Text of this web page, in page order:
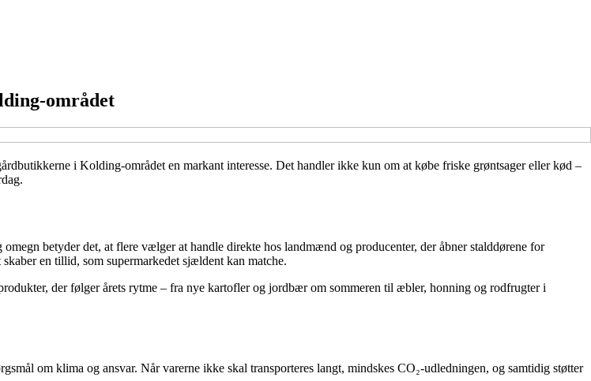
området
i Kolding-området en markant interesse. Det handler ikke kun om at købe friske grøntsager eller kød –
betyder det, at flere vælger at handle direkte hos landmænd og producenter, der åbner stalddørene for
en tillid, som supermarkedet sjældent kan matche.
der følger årets rytme – fra nye kartofler og jordbær om sommeren til æbler, honning og rodfrugter i
om klima og ansvar. Når varerne ikke skal transporteres langt, mindskes CO₂-udledningen, og samtidig støtter